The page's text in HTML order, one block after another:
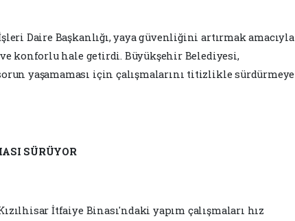
Daire Başkanlığı, yaya güvenliğini artırmak amacıyla
konforlu hale getirdi. Büyükşehir Belediyesi,
yaşamaması için çalışmalarını titizlikle sürdürmeye
SÜRÜYOR
İtfaiye Binası'ndaki yapım çalışmaları hız